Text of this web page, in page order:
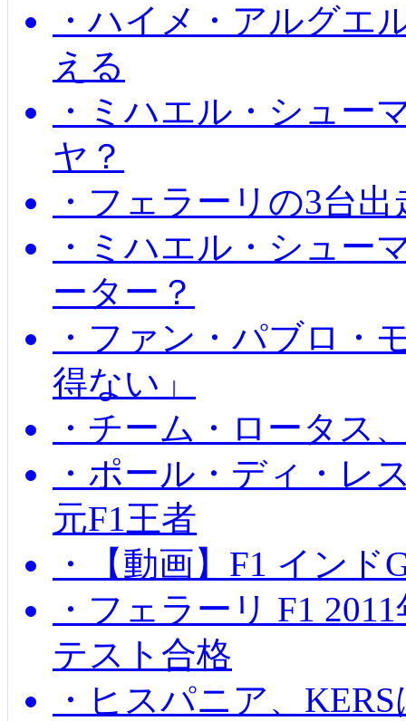
・ハイメ・アルグエ
える
・ミハエル・シュー
ヤ？
・フェラーリの3台
・ミハエル・シュー
ーター？
・ファン・パブロ・
得ない」
・チーム・ロータス
・ポール・ディ・レ
元F1王者
・【動画】F1 イン
・フェラーリ F1
テスト合格
・ヒスパニア、